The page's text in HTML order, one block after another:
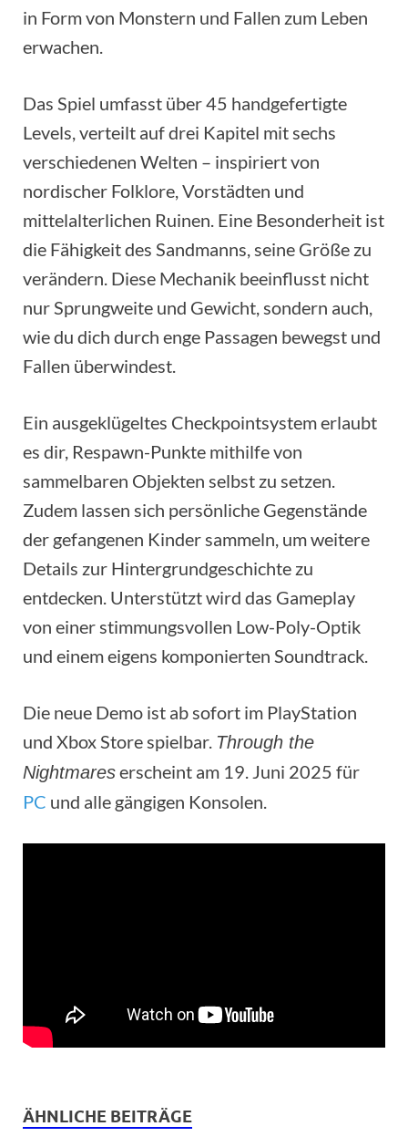
in Form von Monstern und Fallen zum Leben
erwachen.
Das Spiel umfasst über 45 handgefertigte
Levels, verteilt auf drei Kapitel mit sechs
verschiedenen Welten – inspiriert von
nordischer Folklore, Vorstädten und
mittelalterlichen Ruinen. Eine Besonderheit ist
die Fähigkeit des Sandmanns, seine Größe zu
verändern. Diese Mechanik beeinflusst nicht
nur Sprungweite und Gewicht, sondern auch,
wie du dich durch enge Passagen bewegst und
Fallen überwindest.
Ein ausgeklügeltes Checkpointsystem erlaubt
es dir, Respawn-Punkte mithilfe von
sammelbaren Objekten selbst zu setzen.
Zudem lassen sich persönliche Gegenstände
der gefangenen Kinder sammeln, um weitere
Details zur Hintergrundgeschichte zu
entdecken. Unterstützt wird das Gameplay
von einer stimmungsvollen Low-Poly-Optik
und einem eigens komponierten Soundtrack.
Die neue Demo ist ab sofort im PlayStation
und Xbox Store spielbar. Through the
Nightmareserscheint am 19. Juni 2025 für
PC und alle gängigen Konsolen.
ÄHNLICHE BEITRÄGE